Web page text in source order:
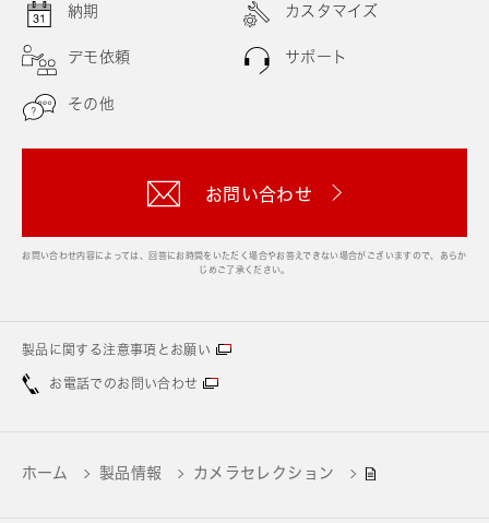
納期 カスタマイズ
デモ依頼 サポート
その他
お問い合わせ
お問い合わせ内容によっては、回答にお時間をいただく場合やお答えできない場合がございますので、あらか
じめご了承ください。
製品に関する注意事項とお願い
お電話でのお問い合わせ
ホーム 製品情報 カメラセレクション